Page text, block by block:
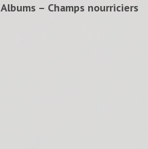
Albums – Champs nourriciers